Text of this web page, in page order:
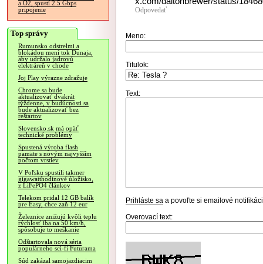
a O2, spustí 2.5 Gbps
pripojenie
Top správy
Rumunsko odstrelmi a
blokádou mení tok Dunaja,
aby udržalo jadrovú
elektráreň v chode
Joj Play výrazne zdražuje
Chrome sa bude
aktualizovať dvakrát
týždenne, v budúcnosti sa
bude aktualizovať bez
reštartov
Slovensko.sk má opäť
technické problémy
Spustená výroba flash
pamäte s novým najvyšším
počtom vrstiev
V Poľsku spustili takmer
gigawatthodinové úložisko,
z LiFePO4 článkov
Telekom pridal 12 GB balík
pre Easy, chce zaň 12 eur
Železnice znižujú kvôli teplu
rýchlosť iba na 50 km/h,
spôsobuje to meškanie
Odštartovala nová séria
populárneho sci-fi Futurama
Súd zakázal samojazdiacim
Odpovedať
Meno:
Titulok:
Text:
Prihláste sa a povoľte si emailové
Overovací text: